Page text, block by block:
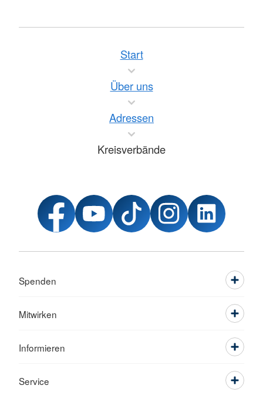
Start
Über uns
Adressen
Kreisverbände
Spenden
Mitwirken
Informieren
Service